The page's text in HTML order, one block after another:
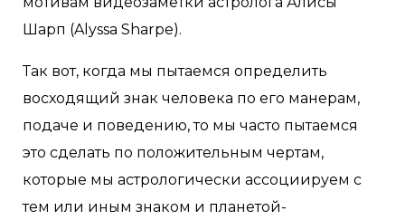
Шарп (Alyssa Sharpe).
Так вот, когда мы пытаемся определить
восходящий знак человека по его манерам,
подаче и поведению, то мы часто пытаемся
это сделать по положительным чертам,
которые мы астрологически ассоциируем с
тем или иным знаком и планетой-